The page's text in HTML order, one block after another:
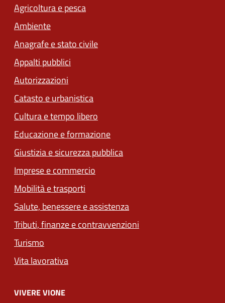
Agricoltura e pesca
Ambiente
Anagrafe e stato civile
Appalti pubblici
Autorizzazioni
Catasto e urbanistica
Cultura e tempo libero
Educazione e formazione
Giustizia e sicurezza pubblica
Imprese e commercio
Mobilità e trasporti
Salute, benessere e assistenza
Tributi, finanze e contravvenzioni
Turismo
Vita lavorativa
VIVERE VIONE